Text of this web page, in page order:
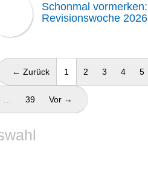
Schonmal vormerken:
Revisionswoche 2026
← Zurück 1 (aktuell)
2 3 4 5
39 Vor →